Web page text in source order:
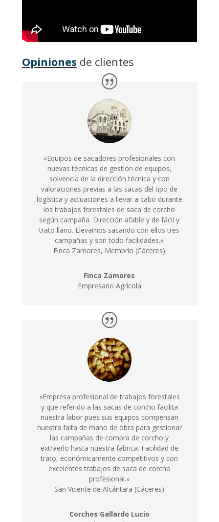
Opiniones de clientes
«Equipos de sacadores profesionales con
nuevas técnicas de gestión de equipos,
solvencia de la dirección técnica y con
valoraciones previas a las sacas del tipo de
logística y actuaciones a llevar a cabo durante
los trabajos forestales de saca de corcho
según campaña. Dirección afable y de fácil y
trato llano. Llevamos sacando con ellos tres
campañas y son todo facilidades.»
Finca Zamores, Membrio (Cáceres)
Finca Zamores
Empresario Agrícola
«Empresa profesional de trabajos forestales
y que referido a las sacas de corcho facilita
nuestra labor pues sus equipos compensan
nuestra falta de mano de obra para gestionar
las campañas de compra de corcho y
extraerlo hasta nuestra fabrica. Facilidad de
trato, económicamente competitivos y con
excelentes trabajos de saca de corcho
profesional.»
San Vicente de Alcántara (Cáceres)
Corchos Gallardo Lucio